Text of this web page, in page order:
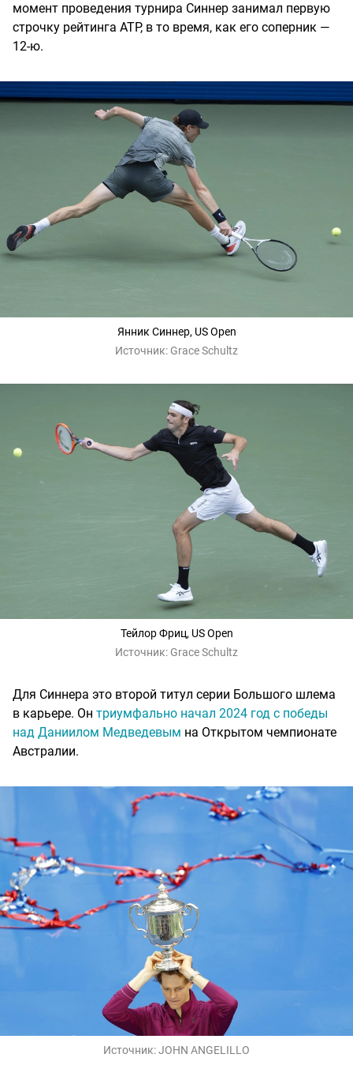
момент проведения турнира Синнер занимал первую
строчку рейтинга ATP, в то время, как его соперник —
12-ю.
Янник Синнер, US Open
Источник: Grace Schultz
Тейлор Фриц, US Open
Источник: Grace Schultz
Для Синнера это второй титул серии Большого шлема
в карьере. Он триумфально начал 2024 год с победы
над Даниилом Медведевым на Открытом чемпионате
Австралии.
Источник:JOHN ANGELILLO